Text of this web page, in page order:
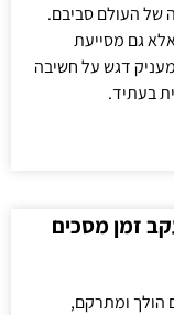
של העולם סביבם.
גם מסייעת
דגש על חשיבה
בעתיד.
זמן מסכים
הולך ומתרקם,